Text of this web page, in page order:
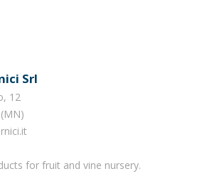
Srl
12
for fruit and vine nursery.